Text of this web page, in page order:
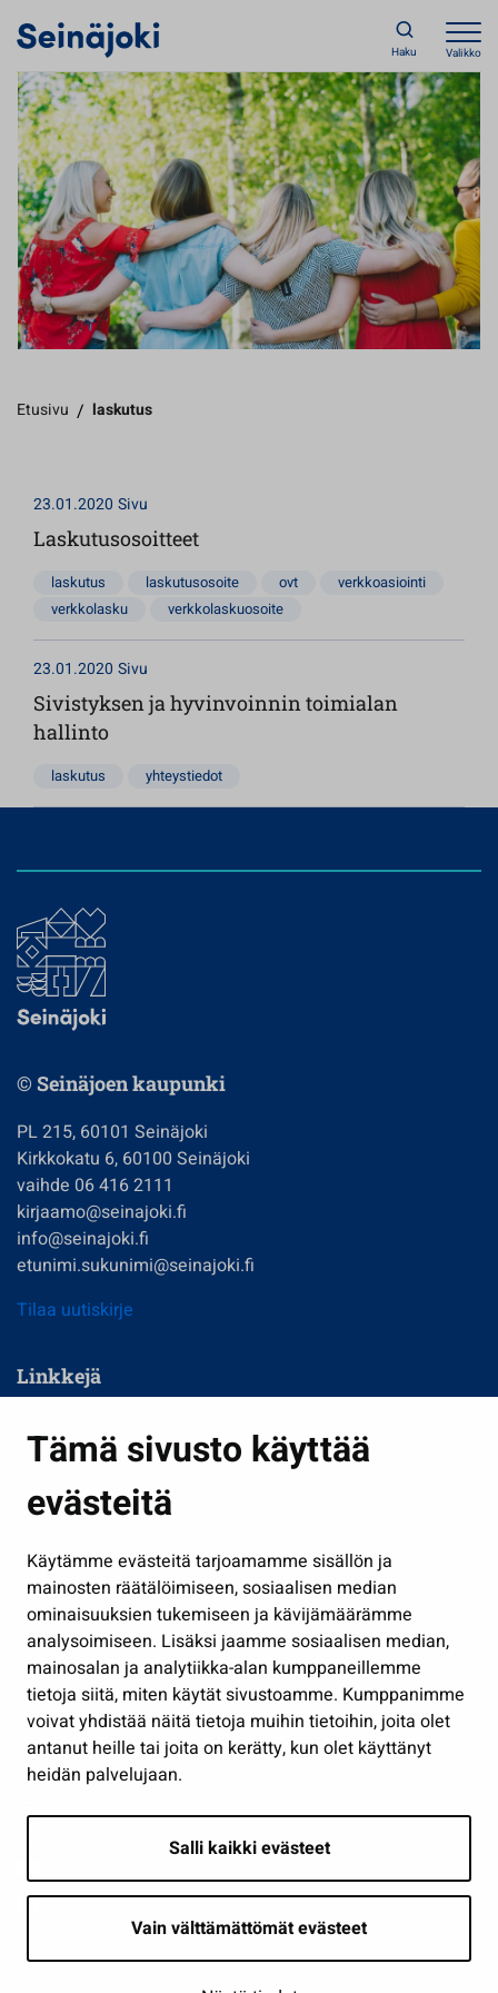
Tämä sivusto käyttää
evästeitä
Käytämme evästeitä tarjoamamme sisällön ja
mainosten räätälöimiseen, sosiaalisen median
ominaisuuksien tukemiseen ja kävijämäärämme
analysoimiseen. Lisäksi jaamme sosiaalisen median,
mainosalan ja analytiikka-alan kumppaneillemme
tietoja siitä, miten käytät sivustoamme. Kumppanimme
voivat yhdistää näitä tietoja muihin tietoihin, joita olet
antanut heille tai joita on kerätty, kun olet käyttänyt
heidän palvelujaan.
Salli kaikki evästeet
Vain välttämättömät evästeet
Haku Valikko
Etusivu / laskutus
23.01.2020 Sivu
Laskutusosoitteet
laskutus laskutusosoite ovt
verkkoasiointi
verkkolasku
verkkolaskuosoite
23.01.2020 Sivu
Sivistyksen ja hyvinvoinnin toimialan
hallinto
laskutus yhteystiedot
© Seinäjoen kaupunki
PL 215, 60101 Seinäjoki
Kirkkokatu 6, 60100 Seinäjoki
vaihde 06 416 2111
kirjaamo@seinajoki.fi
info@seinajoki.fi
etunimi.sukunimi@seinajoki.fi
Tilaa uutiskirje
Linkkejä
Kasvatus ja opetus
Kulttuuri ja liikunta
Työ ja yrittäminen
Osallistu ja asioi
Näytä omat evästeasetukseni
Seuraa meitä